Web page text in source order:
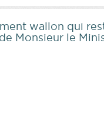
wallon qui
Monsieur le